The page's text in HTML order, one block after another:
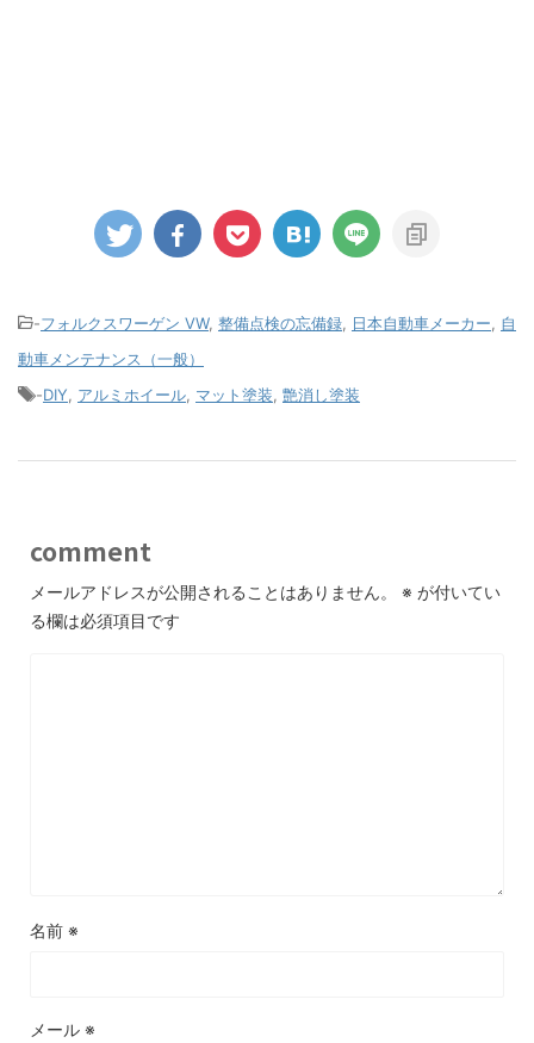
-フォルクスワーゲン VW, 整備点検の忘備録 日本自動車メーカー
自
動車メンテナンス（一般）
-DIY アルミホイール マット塗装 艶消し塗装
comment
メールアドレスが公開されることはありません。 ※ が付いてい
る欄は必須項目です
名前 ※
メール ※